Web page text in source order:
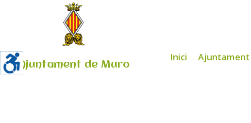
Ajuntament de Muro
Inici Ajuntament